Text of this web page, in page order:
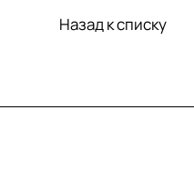
Назад к списку